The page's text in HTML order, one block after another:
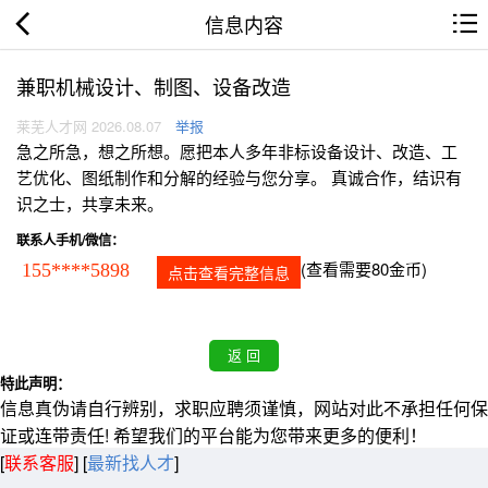
信息内容
兼职机械设计、制图、设备改造
莱芜人才网 2026.08.07 举报
急之所急，想之所想。愿把本人多年非标设备设计、改造、工
艺优化、图纸制作和分解的经验与您分享。 真诚合作，结识有
识之士，共享未来。
联系人手机/微信：
155****5898 点击查看完整信息 (查看需要80金币)
特此声明：
信息真伪请自行辨别，求职应聘须谨慎，网站对此不承担任何保
证或连带责任! 希望我们的平台能为您带来更多的便利！
[联系客服] [最新找人才]